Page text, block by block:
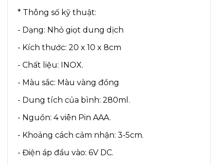
* Thông số kỹ thuật:
- Dạng: Nhỏ giọt dung dịch
- Kích thước: 20 x 10 x 8cm
- Chất liệu: INOX.
- Màu sắc: Màu vàng đồng
- Dung tích của bình: 280ml.
- Nguồn: 4 viên Pin AAA.
- Khoảng cách cảm nhận: 3-5cm.
- Điện áp đầu vào: 6V DC.